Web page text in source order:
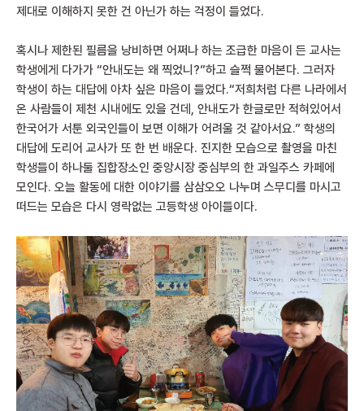
제대로 이해하지 못한 건 아닌가 하는 걱정이 들었다.
혹시나 제한된 필름을 낭비하면 어쩌나 하는 조급한 마음이 든 교사는
학생에게 다가가 “안내도는 왜 찍었니?”하고 슬쩍 물어본다. 그러자
학생이 하는 대답에 아차 싶은 마음이 들었다.“저희처럼 다른 나라에서
온 사람들이 제천 시내에도 있을 건데, 안내도가 한글로만 적혀있어서
한국어가 서툰 외국인들이 보면 이해가 어려울 것 같아서요.” 학생의
대답에 도리어 교사가 또 한 번 배운다. 진지한 모습으로 촬영을 마친
학생들이 하나둘 집합장소인 중앙시장 중심부의 한 과일주스 카페에
모인다. 오늘 활동에 대한 이야기를 삼삼오오 나누며 스무디를 마시고
떠드는 모습은 다시 영락없는 고등학생 아이들이다.